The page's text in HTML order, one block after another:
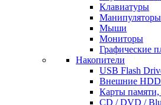
Клавиатуры
Манипуляторы
Мыши
Мониторы
Графические
Накопители
USB Flash
Внешние
Карты памяти,
CD / DVD /